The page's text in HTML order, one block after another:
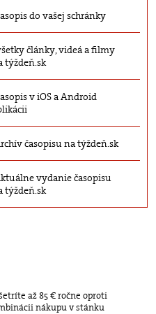
do vašej schránky
články, videá a filmy
týždeň.sk
v iOS a Android
časopisu na týždeň.sk
vydanie časopisu
týždeň.sk
až 85 € ročne oproti
nákupu v stánku